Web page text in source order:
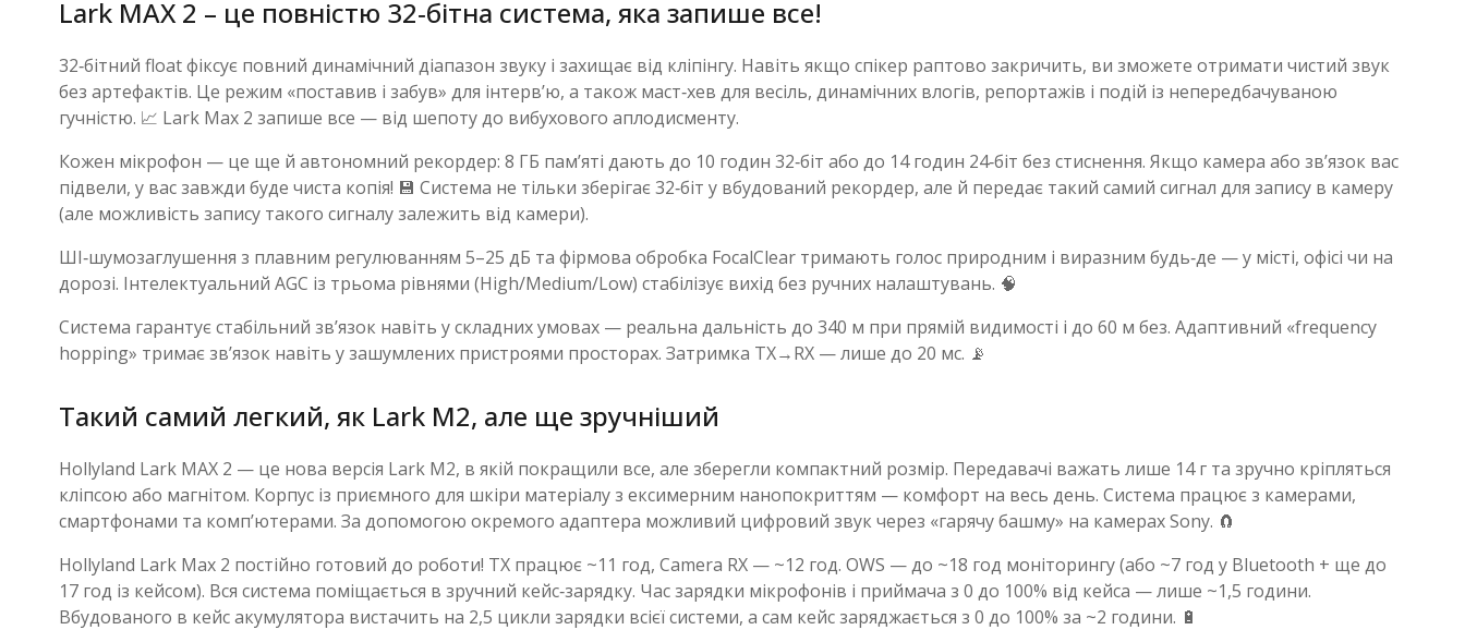
Lark MAX 2 – це повністю 32‑бітна система, яка запише все!
32‑бітний float фіксує повний динамічний діапазон звуку і захищає від кліпінгу. Навіть якщо спікер раптово закричить, ви зможете отримати чистий звук
без артефактів. Це режим «поставив і забув» для інтерв’ю, а також маст‑хев для весіль, динамічних влогів, репортажів і подій із непередбачуваною
гучністю. 📈 Lark Max 2 запише все — від шепоту до вибухового аплодисменту.
Кожен мікрофон — це ще й автономний рекордер: 8 ГБ пам’яті дають до 10 годин 32‑біт або до 14 годин 24‑біт без стиснення. Якщо камера або зв’язок вас
підвели, у вас завжди буде чиста копія! 💾 Система не тільки зберігає 32‑біт у вбудований рекордер, але й передає такий самий сигнал для запису в камеру
(але можливість запису такого сигналу залежить від камери).
ШІ‑шумозаглушення з плавним регулюванням 5–25 дБ та фірмова обробка FocalClear тримають голос природним і виразним будь‑де — у місті, офісі чи на
дорозі. Інтелектуальний AGC із трьома рівнями (High/Medium/Low) стабілізує вихід без ручних налаштувань. 🧠
Система гарантує стабільний зв’язок навіть у складних умовах — реальна дальність до 340 м при прямій видимості і до 60 м без. Адаптивний «frequency
hopping» тримає зв’язок навіть у зашумлених пристроями просторах. Затримка TX→RX — лише до 20 мс. 📡
Такий самий легкий, як Lark M2, але ще зручніший
Hollyland Lark MAX 2 — це нова версія Lark M2, в якій покращили все, але зберегли компактний розмір. Передавачі важать лише 14 г та зручно кріпляться
кліпсою або магнітом. Корпус із приємного для шкіри матеріалу з ексимерним нанопокриттям — комфорт на весь день. Система працює з камерами,
смартфонами та комп’ютерами. За допомогою окремого адаптера можливий цифровий звук через «гарячу башму» на камерах Sony. 🧲
Hollyland Lark Max 2 постійно готовий до роботи! TX працює ~11 год, Camera RX — ~12 год. OWS — до ~18 год моніторингу (або ~7 год у Bluetooth + ще до
17 год із кейсом). Вся система поміщається в зручний кейс‑зарядку. Час зарядки мікрофонів і приймача з 0 до 100% від кейса — лише ~1,5 години.
Вбудованого в кейс акумулятора вистачить на 2,5 цикли зарядки всієї системи, а сам кейс заряджається з 0 до 100% за ~2 години. 🔋